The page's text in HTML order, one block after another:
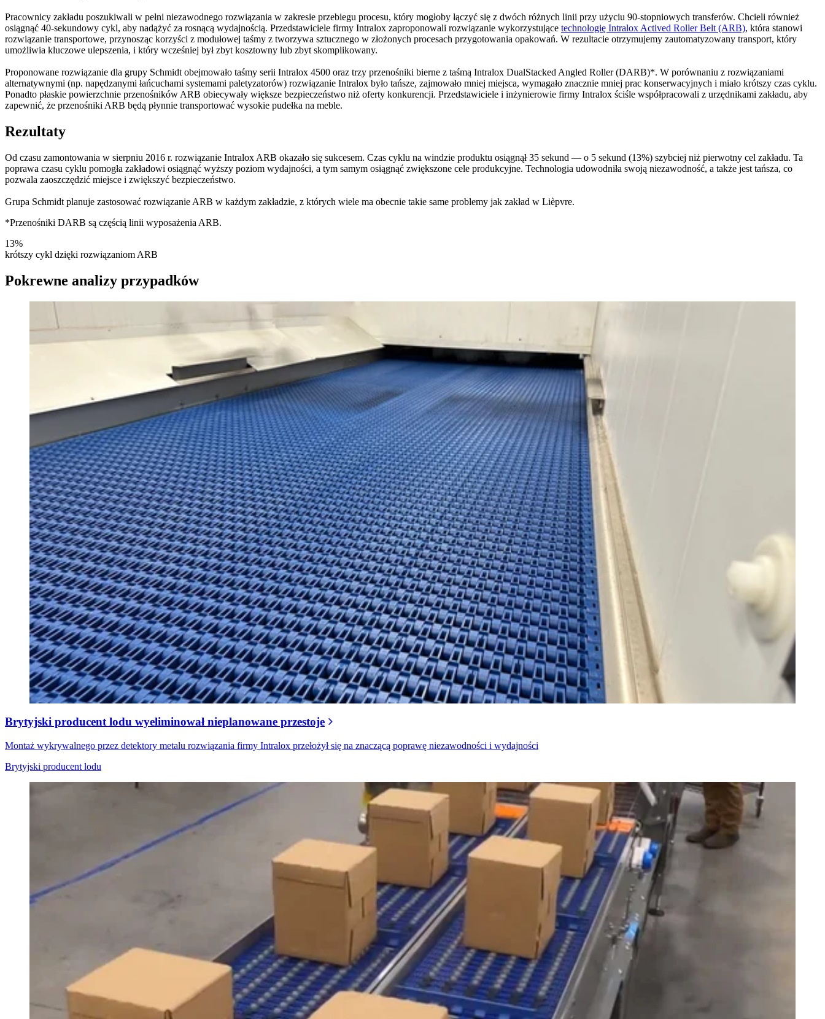
Pracownicy zakładu poszukiwali w pełni niezawodnego rozwiązania w zakresie przebiegu procesu, który mogłoby łączyć się z dwóch różnych linii przy użyciu 90-stopniowych transferów. Chcieli również
osiągnąć 40-sekundowy cykl, aby nadążyć za rosnącą wydajnością. Przedstawiciele firmy Intralox zaproponowali rozwiązanie wykorzystujące technologię Intralox Actived Roller Belt (ARB), która stanowi
rozwiązanie transportowe, przynosząc korzyści z modułowej taśmy z tworzywa sztucznego w złożonych procesach przygotowania opakowań. W rezultacie otrzymujemy zautomatyzowany transport, który
umożliwia kluczowe ulepszenia, i który wcześniej był zbyt kosztowny lub zbyt skomplikowany.
Proponowane rozwiązanie dla grupy Schmidt obejmowało taśmy serii Intralox 4500 oraz trzy przenośniki bierne z taśmą Intralox DualStacked Angled Roller (DARB)*. W porównaniu z rozwiązaniami
alternatywnymi (np. napędzanymi łańcuchami systemami paletyzatorów) rozwiązanie Intralox było tańsze, zajmowało mniej miejsca, wymagało znacznie mniej prac konserwacyjnych i miało krótszy czas cyklu.
Ponadto płaskie powierzchnie przenośników ARB obiecywały większe bezpieczeństwo niż oferty konkurencji. Przedstawiciele i inżynierowie firmy Intralox ściśle współpracowali z urzędnikami zakładu, aby
zapewnić, że przenośniki ARB będą płynnie transportować wysokie pudełka na meble.
Rezultaty
Od czasu zamontowania w sierpniu 2016 r. rozwiązanie Intralox ARB okazało się sukcesem. Czas cyklu na windzie produktu osiągnął 35 sekund — o 5 sekund (13%) szybciej niż pierwotny cel zakładu. Ta
poprawa czasu cyklu pomogła zakładowi osiągnąć wyższy poziom wydajności, a tym samym osiągnąć zwiększone cele produkcyjne. Technologia udowodniła swoją niezawodność, a także jest tańsza, co
pozwala zaoszczędzić miejsce i zwiększyć bezpieczeństwo.
Grupa Schmidt planuje zastosować rozwiązanie ARB w każdym zakładzie, z których wiele ma obecnie takie same problemy jak zakład w Lièpvre.
*Przenośniki DARB są częścią linii wyposażenia ARB.
13%
krótszy cykl dzięki rozwiązaniom ARB
Pokrewne analizy przypadków
Brytyjski producent lodu wyeliminował nieplanowane przestoje
Montaż wykrywalnego przez detektory metalu rozwiązania firmy Intralox przełożył się na znaczącą poprawę niezawodności i wydajności
Brytyjski producent lodu